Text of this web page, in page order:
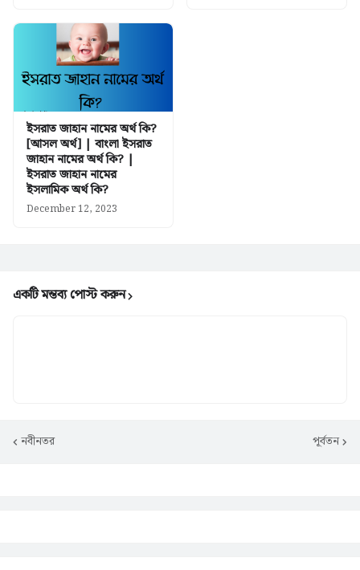
ইসরাত জাহান নামের অর্থ কি?
[আসল অর্থ] | বাংলা ইসরাত
জাহান নামের অর্থ কি? |
ইসরাত জাহান নামের
ইসলামিক অর্থ কি?
December 12, 2023
একটি মন্তব্য পোস্ট করুন
নবীনতর পূর্বতন